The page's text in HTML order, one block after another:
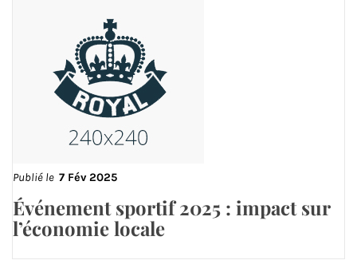
Publié le 7 Fév 2025
Événement sportif 2025 : impact sur
l’économie locale